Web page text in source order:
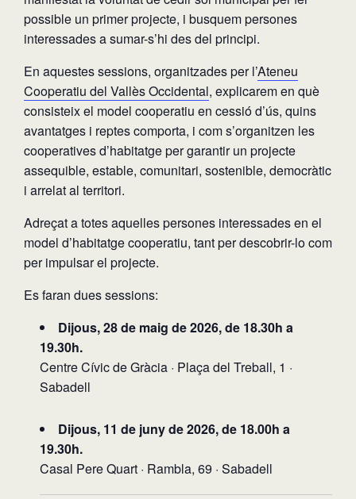
possible un primer projecte, i busquem persones
interessades a sumar-s’hi des del principi.
En aquestes sessions, organitzades per l’Ateneu
Cooperatiu del Vallès Occidental, explicarem en què
consisteix el model cooperatiu en cessió d’ús, quins
avantatges i reptes comporta, i com s’organitzen les
cooperatives d’habitatge per garantir un projecte
assequible, estable, comunitari, sostenible, democràtic
i arrelat al territori.
Adreçat a totes aquelles persones interessades en el
model d’habitatge cooperatiu, tant per descobrir-lo com
per impulsar el projecte.
Es faran dues sessions:
Dijous, 28 de maig de 2026, de 18.30h a
19.30h.
Centre Cívic de Gràcia · Plaça del Treball, 1 ·
Sabadell
Dijous, 11 de juny de 2026, de 18.00h a
19.30h.
Casal Pere Quart · Rambla, 69 · Sabadell